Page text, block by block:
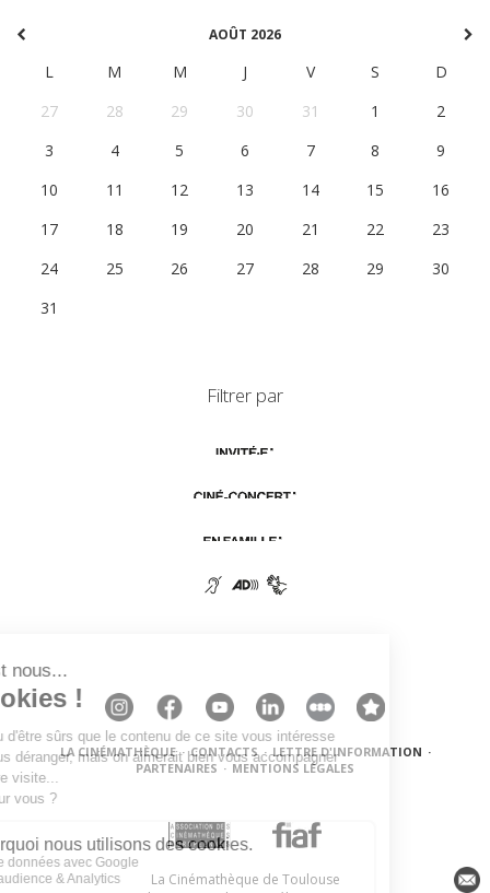
AOÛT 2026
L M M J V S
D
27
28 29 30 31 1
2
3
4 5 6 7 8
9
10
11 12 13 14 15
16
17
18 19 20 21 22
23
24
25 26 27 28 29
30
31
Filtrer par
LA CINÉMATHÈQUE · CONTACTS · LETTRE D'INFORMATION ·
PARTENAIRES · MENTIONS LÉGALES
La Cinémathèque de Toulouse